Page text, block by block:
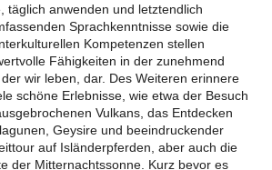
täglich anwenden und letztendlich
Sprachkenntnisse sowie die
Kompetenzen stellen
Fähigkeiten in der zunehmend
wir leben, dar. Des Weiteren erinnere
schöne Erlebnisse, wie etwa der Besuch
Vulkans, das Entdecken
Geysire und beeindruckender
auf Isländerpferden, aber auch die
der Mitternachtssonne. Kurz bevor es